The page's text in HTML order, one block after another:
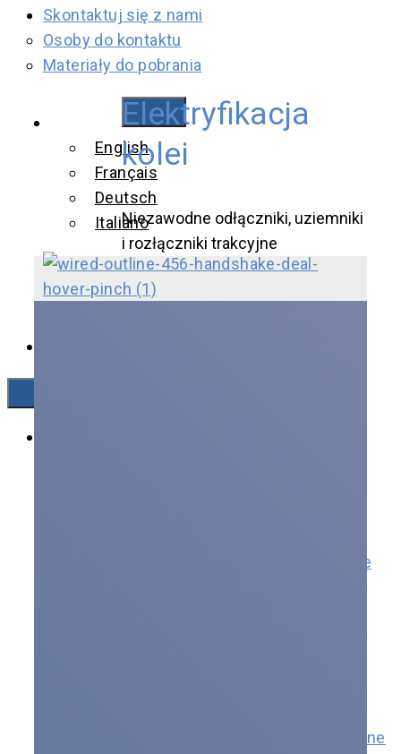
Skontaktuj się z nami
Osoby do kontaktu
Materiały do pobrania
English
Français
Deutsch
Italiano
Przekładniki prądowe i napięciowe
Wysokoprądowe złącza elektryczne
Elektryfikacja
kolei
Niezawodne odłączniki, uziemniki
i rozłączniki trakcyjne